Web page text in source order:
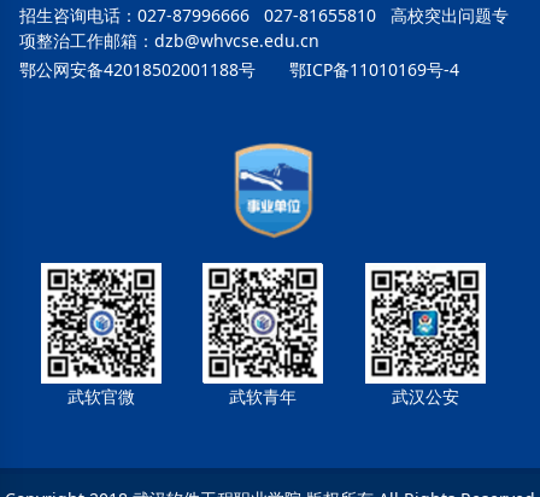
招生咨询电话：027-87996666 027-81655810 高校突出问题专
项整治工作邮箱：dzb@whvcse.edu.cn
鄂公网安备42018502001188号
鄂ICP备11010169号-4
武软官微 武软青年 武汉公安